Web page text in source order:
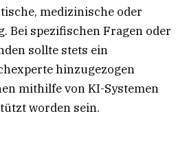
medizinische oder
Bei spezifischen Fragen oder
sollte stets ein
hinzugezogen
mithilfe von KI-Systemen
worden sein.